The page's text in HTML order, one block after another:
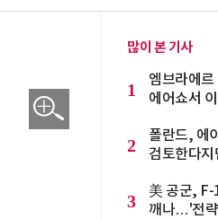
많이 본 기사
1
엠브라에
에어쇼서
2
폴란드, 에
검토한다지
3
美 공군, F-
깨나…'전략